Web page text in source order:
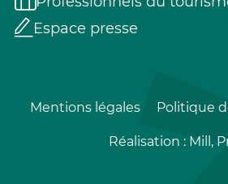
Espace presse
Mentions légales Politique
Réalisation : Mill,